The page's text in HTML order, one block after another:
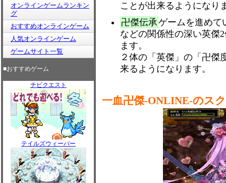
オンラインゲームランキン
グ
おすすめオンラインゲーム
人気オンラインゲーム
ゲームサイト一覧
■おすすめゲーム
チビクエスト
テイルズウィーバー
ことが出来るようになり
卍傑伝承ゲームを進めて
などの関係性の深い英傑
ます。
２体の「英傑」の「卍傑
来るようになります。
一血卍傑-ONLINE-のス